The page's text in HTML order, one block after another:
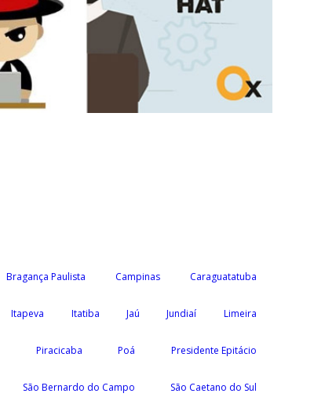
Bragança Paulista Campinas Caraguatatuba
Itapeva Itatiba Jaú Jundiaí Limeira
Piracicaba Poá Presidente Epitácio
São Bernardo do Campo São Caetano do Sul